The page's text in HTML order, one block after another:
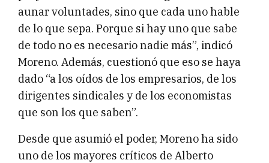
aunar voluntades, sino que cada uno hable
de lo que sepa. Porque si hay uno que sabe
de todo no es necesario nadie más”, indicó
Moreno. Además, cuestionó que eso se haya
dado “a los oídos de los empresarios, de los
dirigentes sindicales y de los economistas
que son los que saben”.
Desde que asumió el poder, Moreno ha sido
uno de los mayores críticos de Alberto